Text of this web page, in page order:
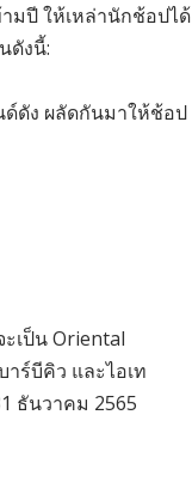
มปี ให้เหล่านักช้อปได้
ดังนี้:
ด์ดัง ผลัดกันมาให้ช้อป
เป็น Oriental
าร์บีคิว และไอเท
ธันวาคม 2565